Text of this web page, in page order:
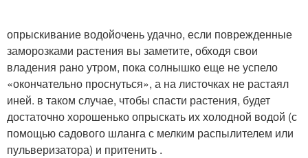
опрыскивание водойочень удачно, если поврежденные
заморозками растения вы заметите, обходя свои
владения рано утром, пока солнышко еще не успело
«окончательно проснуться», а на листочках не растаял
иней. в таком случае, чтобы спасти растения, будет
достаточно хорошенько опрыскать их холодной водой (с
помощью садового шланга с мелким распылителем или
пульверизатора) и притенить .